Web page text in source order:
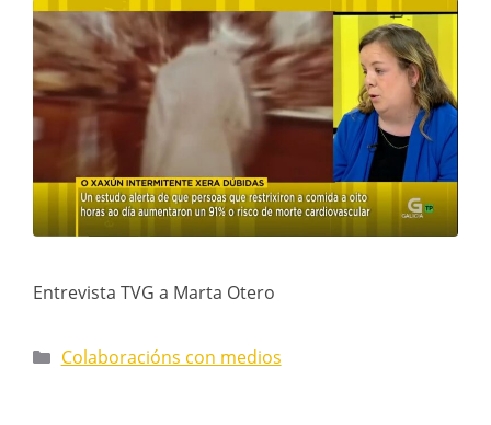
Entrevista TVG a Marta Otero
Colaboracións con medios